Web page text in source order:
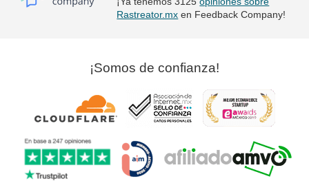
Rastreator.mx en Feedback Company!
¡Somos de confianza!